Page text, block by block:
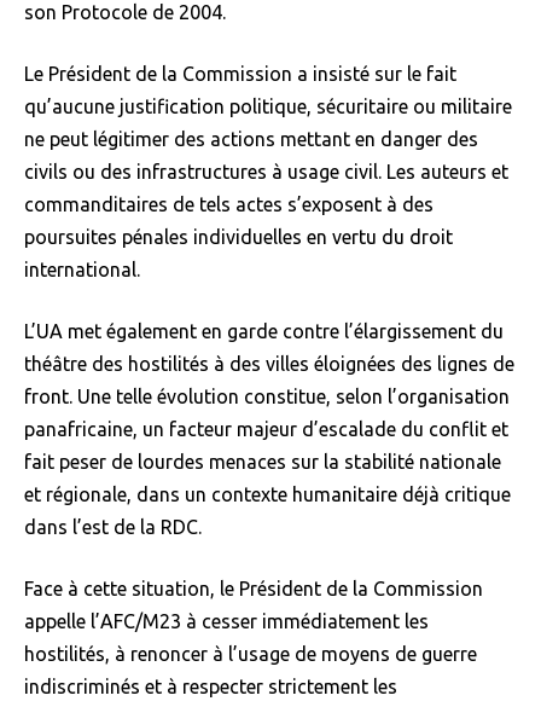
son Protocole de 2004.
Le Président de la Commission a insisté sur le fait
qu’aucune justification politique, sécuritaire ou militaire
ne peut légitimer des actions mettant en danger des
civils ou des infrastructures à usage civil. Les auteurs et
commanditaires de tels actes s’exposent à des
poursuites pénales individuelles en vertu du droit
international.
L’UA met également en garde contre l’élargissement du
théâtre des hostilités à des villes éloignées des lignes de
front. Une telle évolution constitue, selon l’organisation
panafricaine, un facteur majeur d’escalade du conflit et
fait peser de lourdes menaces sur la stabilité nationale
et régionale, dans un contexte humanitaire déjà critique
dans l’est de la RDC.
Face à cette situation, le Président de la Commission
appelle l’AFC/M23 à cesser immédiatement les
hostilités, à renoncer à l’usage de moyens de guerre
indiscriminés et à respecter strictement les